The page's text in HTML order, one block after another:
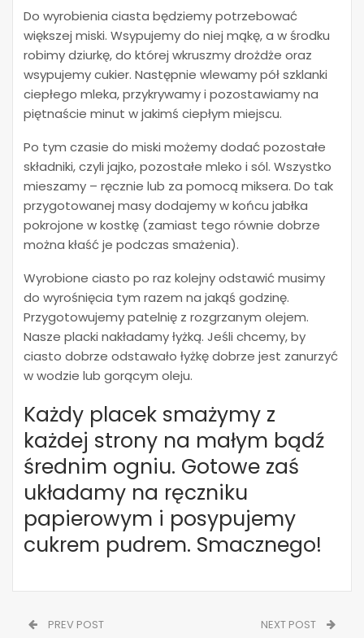
Do wyrobienia ciasta będziemy potrzebować
większej miski. Wsypujemy do niej mąkę, a w środku
robimy dziurkę, do której wkruszmy drożdże oraz
wsypujemy cukier. Następnie wlewamy pół szklanki
ciepłego mleka, przykrywamy i pozostawiamy na
piętnaście minut w jakimś ciepłym miejscu.
Po tym czasie do miski możemy dodać pozostałe
składniki, czyli jajko, pozostałe mleko i sól. Wszystko
mieszamy – ręcznie lub za pomocą miksera. Do tak
przygotowanej masy dodajemy w końcu jabłka
pokrojone w kostkę (zamiast tego równie dobrze
można kłaść je podczas smażenia).
Wyrobione ciasto po raz kolejny odstawić musimy
do wyrośnięcia tym razem na jakąś godzinę.
Przygotowujemy patelnię z rozgrzanym olejem.
Nasze placki nakładamy łyżką. Jeśli chcemy, by
ciasto dobrze odstawało łyżkę dobrze jest zanurzyć
w wodzie lub gorącym oleju.
Każdy placek smażymy z
każdej strony na małym bądź
średnim ogniu. Gotowe zaś
układamy na ręczniku
papierowym i posypujemy
cukrem pudrem. Smacznego!
PREV POST NEXT POST